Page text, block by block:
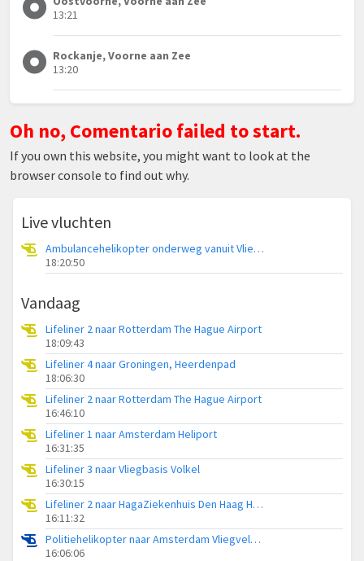
13:21
Rockanje, Voorne aan Zee
13:20
Oh no, Comentario failed to start.
If you own this website, you might want to look at the
browser console to find out why.
Live vluchten
Ambulancehelikopter onderweg vanuit Vliegbasis Leeuwarden
18:20:50
Vandaag
Lifeliner 2 naar Rotterdam The Hague Airport
18:09:43
Lifeliner 4 naar Groningen, Heerdenpad
18:06:30
Lifeliner 2 naar Rotterdam The Hague Airport
16:46:10
Lifeliner 1 naar Amsterdam Heliport
16:31:35
Lifeliner 3 naar Vliegbasis Volkel
16:30:15
Lifeliner 2 naar HagaZiekenhuis Den Haag Heliport
16:11:32
Politiehelikopter naar Amsterdam Vliegveld Schiphol
16:06:06